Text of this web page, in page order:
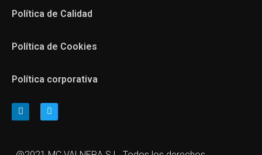
Política de Calidad
Política de Cookies
Política corporativa